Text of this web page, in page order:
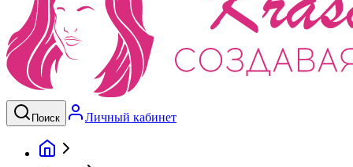
Поиск Личный кабинет